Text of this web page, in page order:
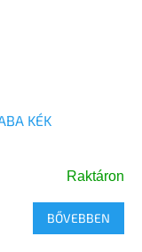
KÉK
Raktáron
BŐVEBBEN